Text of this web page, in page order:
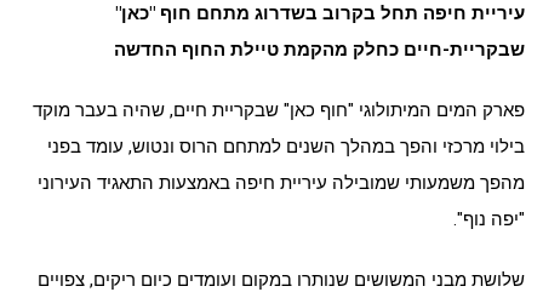
עיריית חיפה תחל בקרוב בשדרוג מתחם חוף "כאן"
שבקריית-חיים כחלק מהקמת טיילת החוף החדשה
פארק המים המיתולוגי "חוף כאן" שבקריית חיים, שהיה בעבר מוקד
בילוי מרכזי והפך במהלך השנים למתחם הרוס ונטוש, עומד בפני
מהפך משמעותי שמובילה עיריית חיפה באמצעות התאגיד העירוני
"יפה נוף".
שלושת מבני המשושים שנותרו במקום ועומדים כיום ריקים, צפויים